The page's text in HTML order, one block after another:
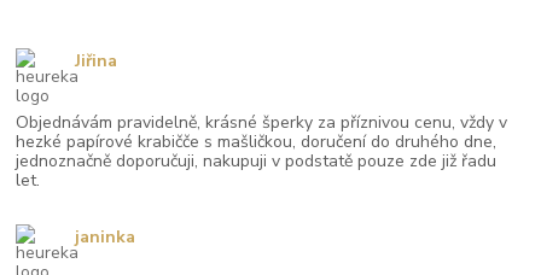
Objednávám pravidelně, krásné šperky za příznivou cenu, vždy v
hezké papírové krabičče s mašličkou, doručení do druhého dne,
jednoznačně doporučuji, nakupuji v podstatě pouze zde již řadu
let.
Jiřina
janinka